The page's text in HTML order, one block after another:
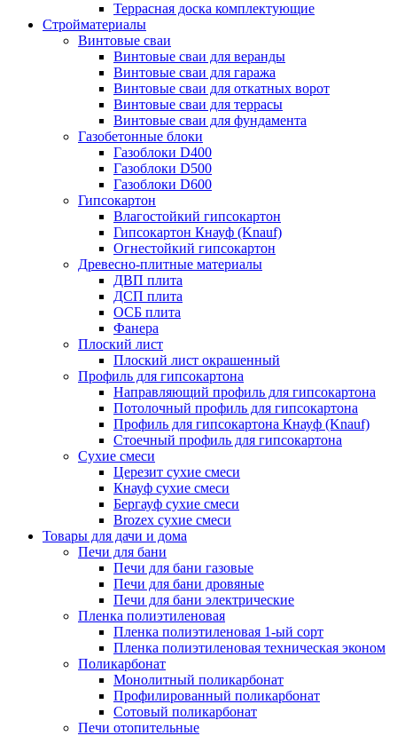
Террасная доска комплектующие
Стройматериалы
Винтовые сваи
Винтовые сваи для веранды
Винтовые сваи для гаража
Винтовые сваи для откатных ворот
Винтовые сваи для террасы
Винтовые сваи для фундамента
Газобетонные блоки
Газоблоки D400
Газоблоки D500
Газоблоки D600
Гипсокартон
Влагостойкий гипсокартон
Гипсокартон Кнауф (Knauf)
Огнестойкий гипсокартон
Древесно-плитные материалы
ДВП плита
ДСП плита
ОСБ плита
Фанера
Плоский лист
Плоский лист окрашенный
Профиль для гипсокартона
Направляющий профиль для гипсокартона
Потолочный профиль для гипсокартона
Профиль для гипсокартона Кнауф (Knauf)
Стоечный профиль для гипсокартона
Сухие смеси
Церезит сухие смеси
Кнауф сухие смеси
Бергауф сухие смеси
Brozex сухие смеси
Товары для дачи и дома
Печи для бани
Печи для бани газовые
Печи для бани дровяные
Печи для бани электрические
Пленка полиэтиленовая
Пленка полиэтиленовая 1-ый сорт
Пленка полиэтиленовая техническая эконом
Поликарбонат
Монолитный поликарбонат
Профилированный поликарбонат
Сотовый поликарбонат
Печи отопительные